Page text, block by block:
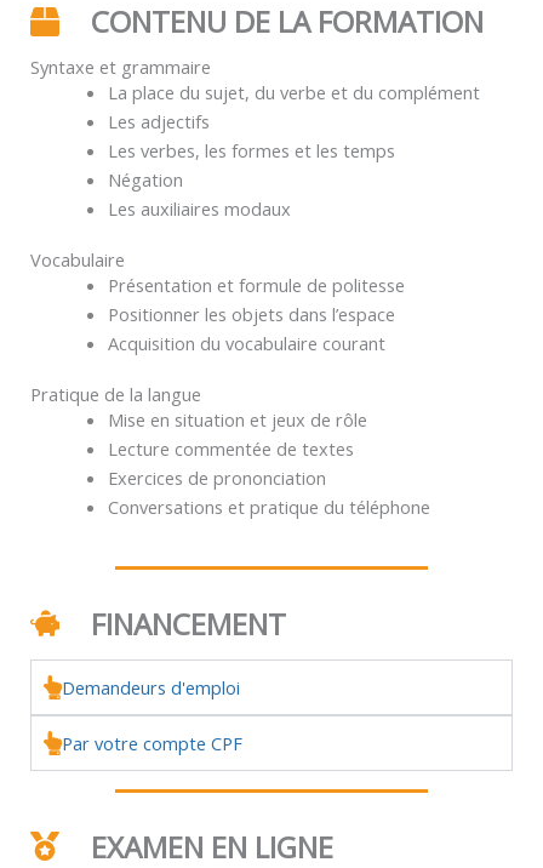
CONTENU DE LA FORMATION
Syntaxe et grammaire
La place du sujet, du verbe et du complément
Les adjectifs
Les verbes, les formes et les temps
Négation
Les auxiliaires modaux
Vocabulaire
Présentation et formule de politesse
Positionner les objets dans l’espace
Acquisition du vocabulaire courant
Pratique de la langue
Mise en situation et jeux de rôle
Lecture commentée de textes
Exercices de prononciation
Conversations et pratique du téléphone
FINANCEMENT
Demandeurs d'emploi
Par votre compte CPF
EXAMEN EN LIGNE